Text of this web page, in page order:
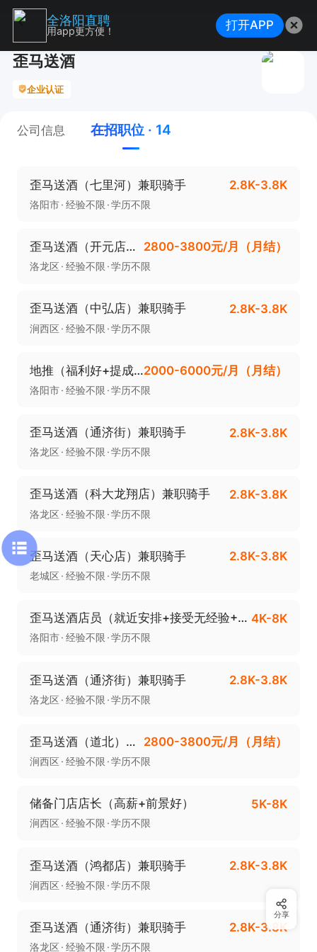
歪马送酒
企业认证
公司信息 在招职位 · 14
歪马送酒（七里河）兼职骑手 2.8K-3.8K
洛阳市 经验不限 学历不限
歪马送酒（开元店）兼职骑手 2800-3800元/月（月结）
洛龙区 经验不限 学历不限
歪马送酒（中弘店）兼职骑手 2.8K-3.8K
涧西区 经验不限 学历不限
地推（福利好+提成高+多店分配）2000-6000元/月（月结）
洛阳市 经验不限 学历不限
歪马送酒（通济街）兼职骑手 2.8K-3.8K
洛龙区 经验不限 学历不限
歪马送酒（科大龙翔店）兼职骑手 2.8K-3.8K
洛龙区 经验不限 学历不限
歪马送酒（天心店）兼职骑手 2.8K-3.8K
老城区 经验不限 学历不限
歪马送酒店员（就近安排+接受无经验+15日发薪） 4K-8K
洛阳市 经验不限 学历不限
歪马送酒（通济街）兼职骑手 2.8K-3.8K
洛龙区 经验不限 学历不限
歪马送酒（道北）兼职骑手 2800-3800元/月（月结）
涧西区 经验不限 学历不限
储备门店店长（高薪+前景好） 5K-8K
涧西区 经验不限 学历不限
歪马送酒（鸿都店）兼职骑手 2.8K-3.8K
涧西区 经验不限 学历不限
歪马送酒（通济街）兼职骑手 2.8K-3.8K
洛龙区 经验不限 学历不限
分享
全洛阳直聘
用app更方便！ 打开APP